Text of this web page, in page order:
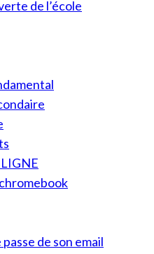
de l’école
de son email